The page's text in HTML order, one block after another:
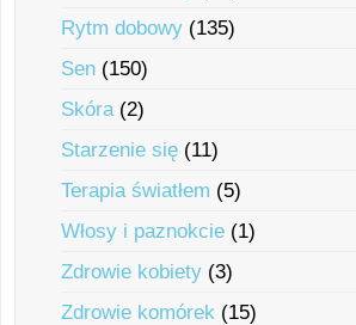
Rytm dobowy (135)
Sen (150)
Skóra(2)
Starzenie się (11)
Terapia światłem (5)
Włosy i paznokcie (1)
Zdrowie kobiety (3)
Zdrowie komórek (15)